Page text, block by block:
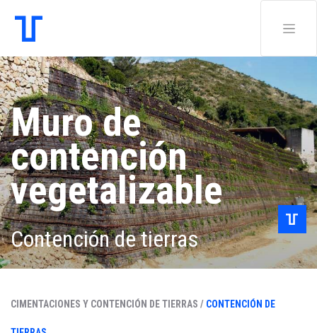
Muro de
contención
vegetalizable
Contención de tierras
CIMENTACIONES Y CONTENCIÓN DE TIERRAS / CONTENCIÓN DE